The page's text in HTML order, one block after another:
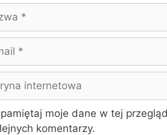
moje dane w tej
komentarzy.